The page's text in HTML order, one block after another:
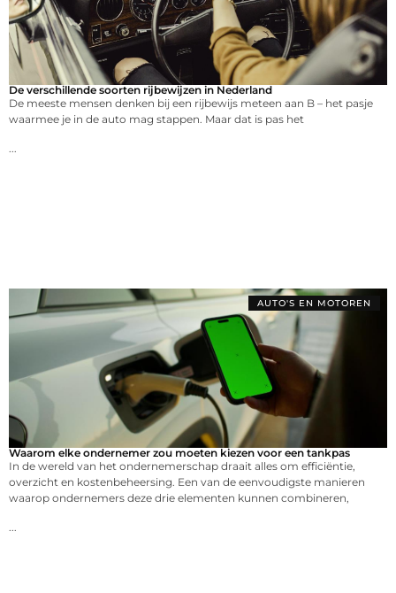
De verschillende soorten rijbewijzen in Nederland
De meeste mensen denken bij een rijbewijs meteen aan B – het pasje
waarmee je in de auto mag stappen. Maar dat is pas het
AUTO'S EN MOTOREN
Waarom elke ondernemer zou moeten kiezen voor een tankpas
In de wereld van het ondernemerschap draait alles om efficiëntie,
overzicht en kostenbeheersing. Een van de eenvoudigste manieren
waarop ondernemers deze drie elementen kunnen combineren,